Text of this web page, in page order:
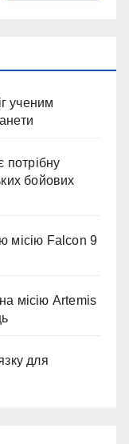
ученим
потрібну
бойових
місію Falcon 9
місію Artemis
для